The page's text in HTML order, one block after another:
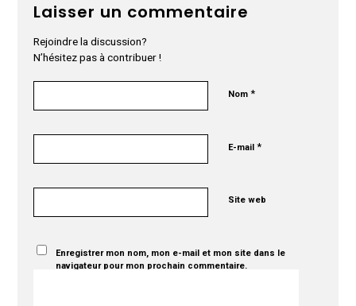
Laisser un commentaire
Rejoindre la discussion?
N’hésitez pas à contribuer !
Nom*
E-mail*
Site web
Enregistrer mon nom, mon e-mail et mon site dans le
navigateur pour mon prochain commentaire.